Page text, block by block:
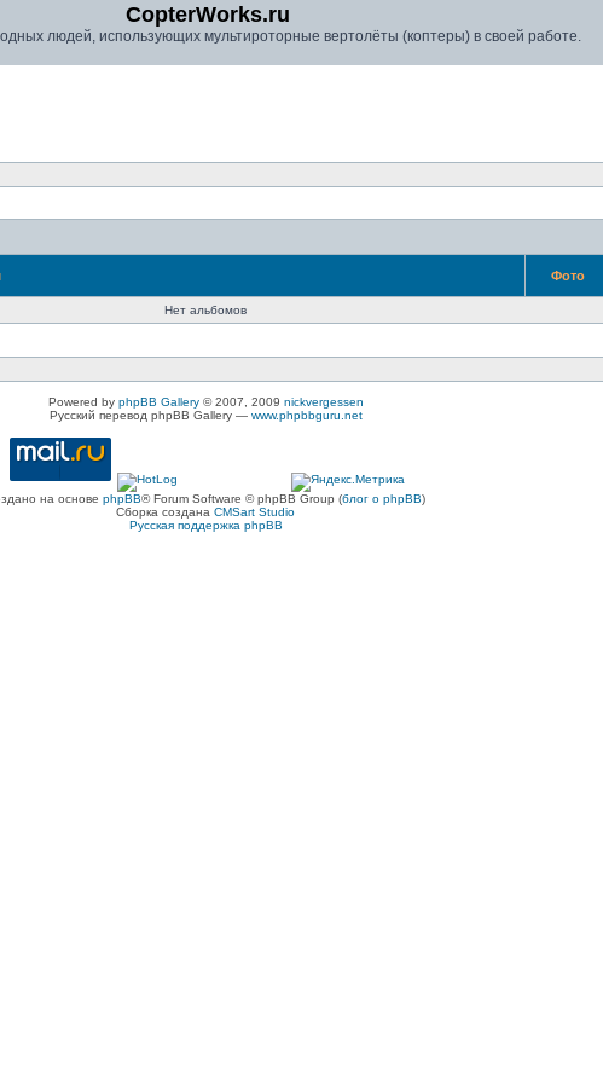
CopterWorks.ru
людей, использующих мультироторные вертолёты (коптеры) в своей работе.
Фото
Нет альбомов
Powered by phpBB Gallery© 2007, 2009 nickvergessen
Русский перевод phpBB Gallery — www.phpbbguru.net
на основе phpBB® Forum Software © phpBB Group (блог о phpBB)
Сборка создана CMSart Studio
Русская поддержка phpBB